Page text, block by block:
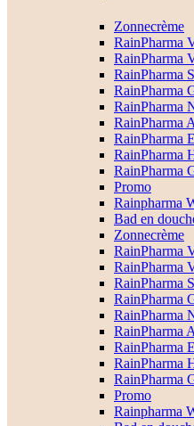
Zonnecrème
RainPharma
RainPharma
RainPharma
RainPharma
RainPharma
RainPharma
RainPharma
RainPharma
RainPharma
Promo
Rainpharma
Bad en
Zonnecrème
RainPharma
RainPharma
RainPharma
RainPharma
RainPharma
RainPharma
RainPharma
RainPharma
RainPharma
Promo
Rainpharma